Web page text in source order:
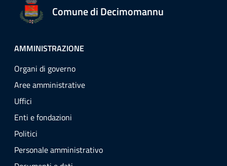
Comune di Decimomannu
AMMINISTRAZIONE
Organi di governo
Aree amministrative
Uffici
Enti e fondazioni
Politici
Personale amministrativo